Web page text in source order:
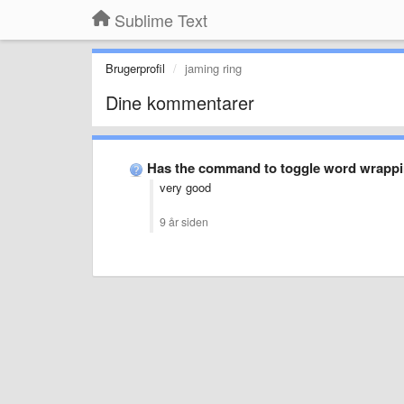
Sublime Text
Brugerprofil jaming ring
Dine kommentarer
Has the command to toggle word
very good
9 år siden